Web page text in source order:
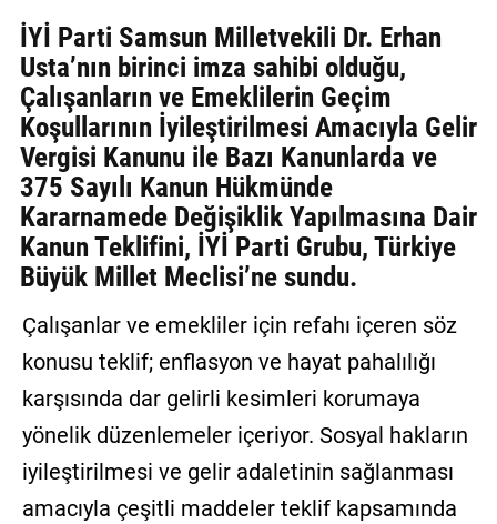
İYİ Parti Samsun Milletvekili Dr. Erhan
Usta’nın birinci imza sahibi olduğu,
Çalışanların ve Emeklilerin Geçim
Koşullarının İyileştirilmesi Amacıyla Gelir
Vergisi Kanunu ile Bazı Kanunlarda ve
375 Sayılı Kanun Hükmünde
Kararnamede Değişiklik Yapılmasına Dair
Kanun Teklifini, İYİ Parti Grubu, Türkiye
Büyük Millet Meclisi’ne sundu.
Çalışanlar ve emekliler için refahı içeren söz
konusu teklif; enflasyon ve hayat pahalılığı
karşısında dar gelirli kesimleri korumaya
yönelik düzenlemeler içeriyor. Sosyal hakların
iyileştirilmesi ve gelir adaletinin sağlanması
amacıyla çeşitli maddeler teklif kapsamında